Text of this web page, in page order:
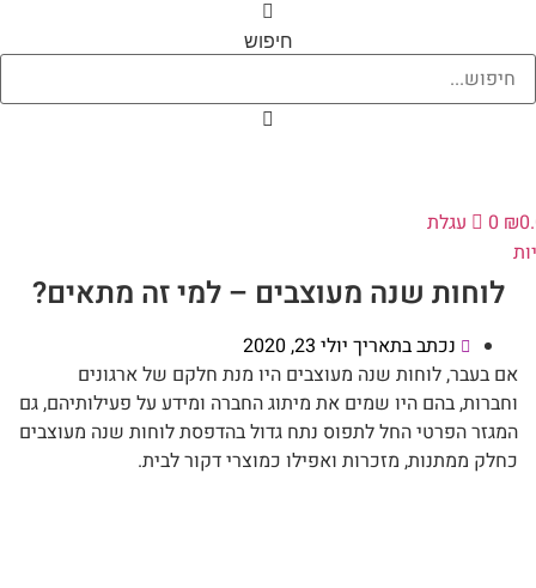
חיפוש
₪
0
עגלת
לוחות שנה מעוצבים – למי זה מתאים?
נכתב בתאריך יולי 23, 2020
אם בעבר, לוחות שנה מעוצבים היו מנת חלקם של ארגונים
וחברות, בהם היו שמים את מיתוג החברה ומידע על פעילותיהם, גם
המגזר הפרטי החל לתפוס נתח גדול בהדפסת לוחות שנה מעוצבים
כחלק ממתנות, מזכרות ואפילו כמוצרי דקור לבית.